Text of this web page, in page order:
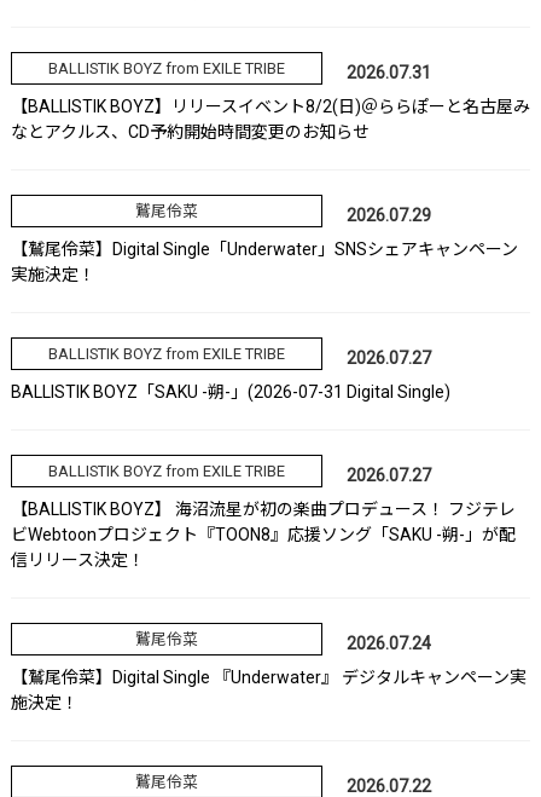
BALLISTIK BOYZ from EXILE TRIBE
2026.07.31
【BALLISTIK BOYZ】リリースイベント8/2(日)＠ららぽーと名古屋み
なとアクルス、CD予約開始時間変更のお知らせ
鷲尾伶菜
2026.07.29
【鷲尾伶菜】Digital Single「Underwater」SNSシェアキャンペーン
実施決定！
BALLISTIK BOYZ from EXILE TRIBE
2026.07.27
BALLISTIK BOYZ「SAKU -朔-」(2026-07-31 Digital Single)
BALLISTIK BOYZ from EXILE TRIBE
2026.07.27
【BALLISTIK BOYZ】 海沼流星が初の楽曲プロデュース！ フジテレ
ビWebtoonプロジェクト『TOON8』応援ソング「SAKU -朔-」が配
信リリース決定！
鷲尾伶菜
2026.07.24
【鷲尾伶菜】Digital Single 『Underwater』 デジタルキャンペーン実
施決定！
鷲尾伶菜
2026.07.22